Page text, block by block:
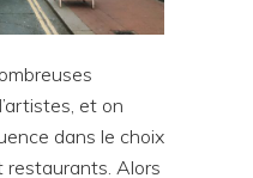
et on
dans le choix
restaurants. Alors